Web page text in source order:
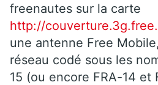
freenautes sur la carte
http://
une antenne Free
réseau codé sous les
15 (ou encore FRA-14 et